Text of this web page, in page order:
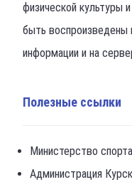
физической культуры
быть
информации и на
Полезные ссылки
Министерство
Администрация